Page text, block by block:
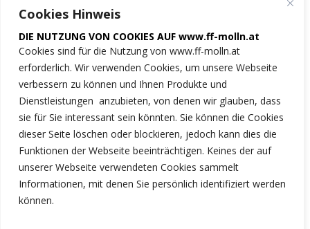
Cookies Hinweis
DIE NUTZUNG VON COOKIES AUF www.ff-molln.at
Cookies sind für die Nutzung von www.ff-molln.at
erforderlich. Wir verwenden Cookies, um unsere Webseite
verbessern zu können und Ihnen Produkte und
Dienstleistungen anzubieten, von denen wir glauben, dass
sie für Sie interessant sein könnten. Sie können die Cookies
dieser Seite löschen oder blockieren, jedoch kann dies die
Funktionen der Webseite beeinträchtigen. Keines der auf
unserer Webseite verwendeten Cookies sammelt
Informationen, mit denen Sie persönlich identifiziert werden
können.
der Marktgemeinde Molln
Feuerwehrstrasse 1
4591 Molln
Tel.: 07584/2222
ff-molln@ki.ooelfv.at